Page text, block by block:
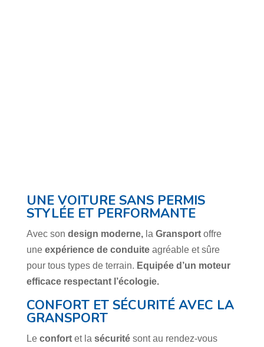
UNE VOITURE SANS PERMIS
STYLÉE ET PERFORMANTE
Avec son design moderne, la Gransportoffre
une expérience de conduite agréable et sûre
pour tous types de terrain. Equipée d’un moteur
efficace respectant l’écologie.
CONFORT ET SÉCURITÉ AVEC LA
GRANSPORT
Le confortet la sécuritésont au rendez-vous